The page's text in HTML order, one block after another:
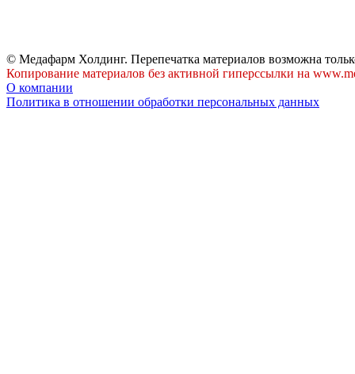
© Медафарм Холдинг. Перепечатка материалов возможна
Копирование материалов без активной гиперссылки на
О компании
Политика в отношении обработки персональных данных